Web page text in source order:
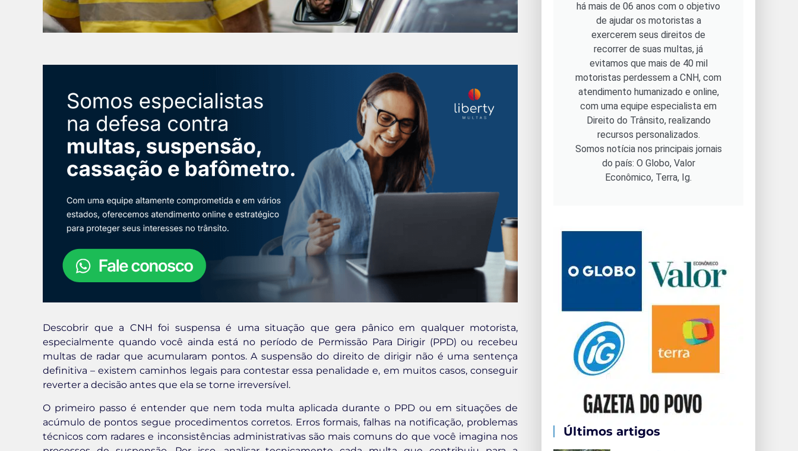
Descobrir que a CNH foi suspensa é uma situação que gera pânico em qualquer motorista,
especialmente quando você ainda está no período de Permissão Para Dirigir (PPD) ou recebeu
multas de radar que acumularam pontos. A suspensão do direito de dirigir não é uma sentença
definitiva – existem caminhos legais para contestar essa penalidade e, em muitos casos, conseguir
reverter a decisão antes que ela se torne irreversível.
O primeiro passo é entender que nem toda multa aplicada durante o PPD ou em situações de
acúmulo de pontos segue procedimentos corretos. Erros formais, falhas na notificação, problemas
técnicos com radares e inconsistências administrativas são mais comuns do que você imagina nos
há mais de 06 anos com o objetivo
de ajudar os motoristas a
exercerem seus direitos de
recorrer de suas multas, já
evitamos que mais de 40 mil
motoristas perdessem a CNH, com
atendimento humanizado e online,
com uma equipe especialista em
Direito do Trânsito, realizando
recursos personalizados.
Somos notícia nos principais jornais
do país: O Globo, Valor
Econômico, Terra, Ig.
Últimos artigos